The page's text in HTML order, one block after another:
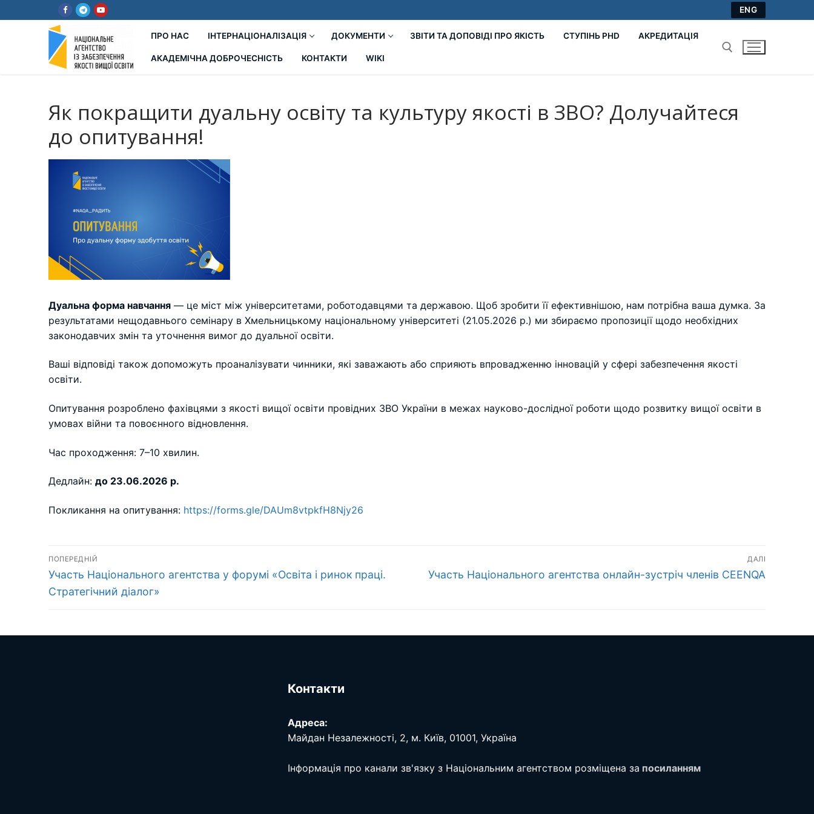
до
ENG
ПРО НАС ІНТЕРНАЦІОНАЛІЗАЦІЯ ДОКУМЕНТИ ЗВІТИ ТА ДОПОВІДІ ПРО ЯКІСТЬ СТУПІНЬ PHD АКРЕДИТАЦІЯ
АКАДЕМІЧНА ДОБРОЧЕСНІСТЬ КОНТАКТИ WIKI
Як покращити дуальну освіту та культуру якості в ЗВО? Долучайтеся
до опитування!
Дуальна форма навчання — це міст між університетами, роботодавцями та державою. Щоб зробити її ефективнішою, нам потрібна ваша думка. За
результатами нещодавнього семінару в Хмельницькому національному університеті (21.05.2026 р.) ми збираємо пропозиції щодо необхідних
законодавчих змін та уточнення вимог до дуальної освіти.
Ваші відповіді також допоможуть проаналізувати чинники, які заважають або сприяють впровадженню інновацій у сфері забезпечення якості
освіти.
Опитування розроблено фахівцями з якості вищої освіти провідних ЗВО України в межах науково-дослідної роботи щодо розвитку вищої освіти в
умовах війни та повоєнного відновлення.
Час проходження: 7–10 хвилин.
Дедлайн: до 23.06.2026 р.
Покликання на опитування: https://forms.gle/DAUm8vtpkfH8Njy26
Навігація
записів
ПОПЕРЕДНІЙ
Попередній
запис:
Участь Національного агентства у форумі «Освіта і ринок праці.
Стратегічний діалог»
ДАЛІ
Наступний
Участь Національного агентства онлайн-зустріч членів CEENQA
Контакти
Адреса:
Майдан Незалежності, 2, м. Київ, 01001, Україна
Інформація про канали зв'язку з Національним агентством розміщена за посиланням